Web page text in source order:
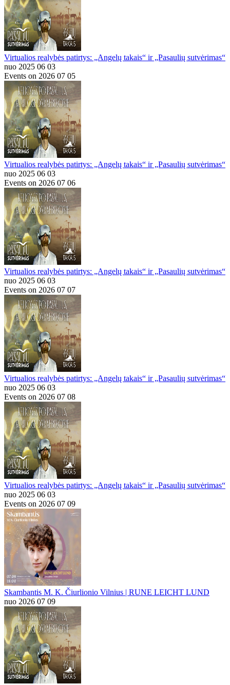
Virtualios realybės patirtys: „Angelų takais“ ir „Pasaulių sutvėrimas“
nuo 2025 06 03
Events on 2026 07 05
Virtualios realybės patirtys: „Angelų takais“ ir „Pasaulių sutvėrimas“
nuo 2025 06 03
Events on 2026 07 06
Virtualios realybės patirtys: „Angelų takais“ ir „Pasaulių sutvėrimas“
nuo 2025 06 03
Events on 2026 07 07
Virtualios realybės patirtys: „Angelų takais“ ir „Pasaulių sutvėrimas“
nuo 2025 06 03
Events on 2026 07 08
Virtualios realybės patirtys: „Angelų takais“ ir „Pasaulių sutvėrimas“
nuo 2025 06 03
Events on 2026 07 09
Skambantis M. K. Čiurlionio Vilnius | RUNE LEICHT LUND
nuo 2026 07 09